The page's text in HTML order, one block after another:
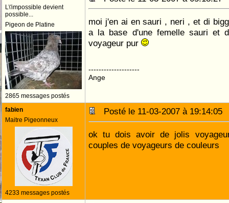
L\'impossible devient
possible...
Pigeon de Platine
2865 messages postés
moi j'en ai en sauri , neri , et di
a la base d'une femelle sauri et
voyageur pur
--------------------
Ange
fabien
Maitre Pigeonneux
4233 messages postés
Posté le 11-03-2007 à
ok tu dois avoir de jolis
couples de voyageurs de couleurs